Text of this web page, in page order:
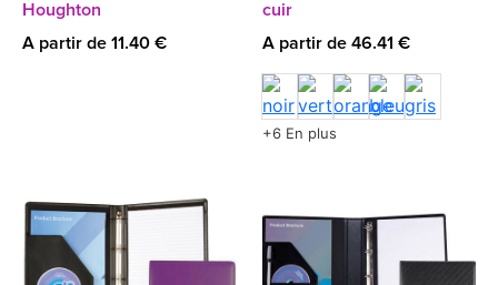
Houghton
A partir de 11.40 €
cuir
A partir de 46.41 €
+6 En plus